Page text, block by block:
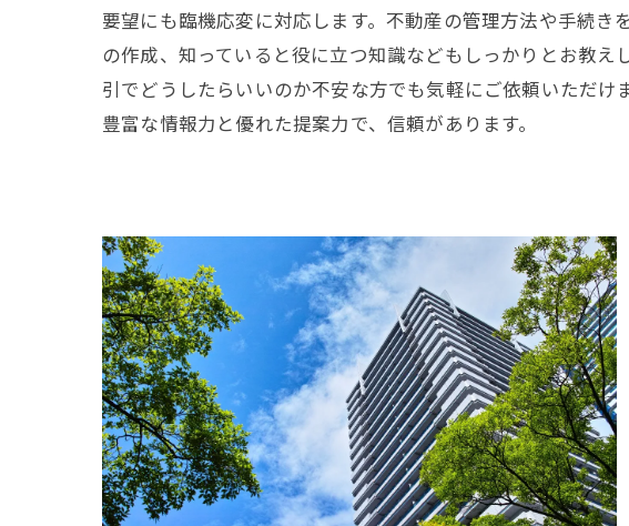
要望にも臨機応変に対応します。不動産の管理方法や手続き
の作成、知っていると役に立つ知識などもしっかりとお教え
引でどうしたらいいのか不安な方でも気軽にご依頼いただけま
豊富な情報力と優れた提案力で、信頼があります。